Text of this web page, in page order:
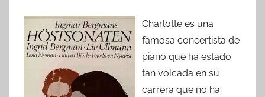
Charlotte es una
famosa concertista de
piano que ha estado
tan volcada en su
carrera que no ha